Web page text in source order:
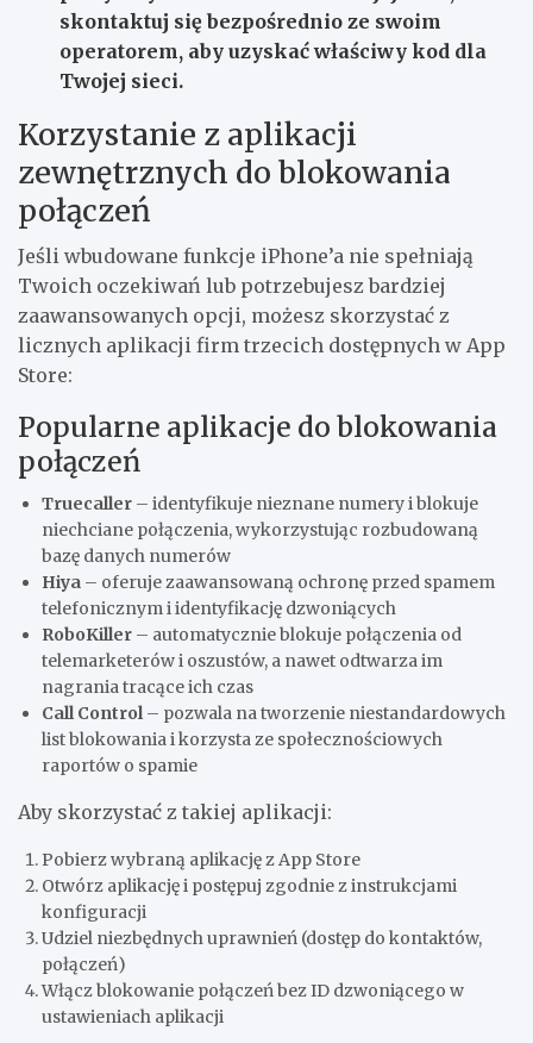
skontaktuj się bezpośrednio ze swoim
operatorem, aby uzyskać właściwy kod dla
Twojej sieci.
Korzystanie z aplikacji
zewnętrznych do blokowania
połączeń
Jeśli wbudowane funkcje iPhone’a nie spełniają
Twoich oczekiwań lub potrzebujesz bardziej
zaawansowanych opcji, możesz skorzystać z
licznych aplikacji firm trzecich dostępnych w App
Store:
Popularne aplikacje do blokowania
połączeń
Truecaller – identyfikuje nieznane numery i blokuje
niechciane połączenia, wykorzystując rozbudowaną
bazę danych numerów
Hiya – oferuje zaawansowaną ochronę przed spamem
telefonicznym i identyfikację dzwoniących
RoboKiller – automatycznie blokuje połączenia od
telemarketerów i oszustów, a nawet odtwarza im
nagrania tracące ich czas
Call Control– pozwala na tworzenie niestandardowych
list blokowania i korzysta ze społecznościowych
raportów o spamie
Aby skorzystać z takiej aplikacji:
Pobierz wybraną aplikację z App Store
Otwórz aplikację i postępuj zgodnie z instrukcjami
konfiguracji
Udziel niezbędnych uprawnień (dostęp do kontaktów,
połączeń)
Włącz blokowanie połączeń bez ID dzwoniącego w
ustawieniach aplikacji